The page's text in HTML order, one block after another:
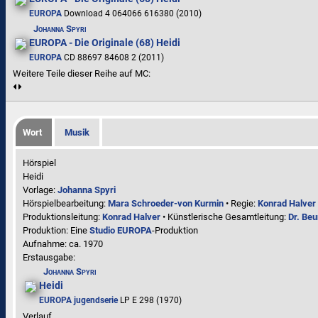
EUROPA Download 4 064066 616380 (2010)
Johanna Spyri
EUROPA - Die Originale (68) Heidi
EUROPA CD 88697 84608 2 (2011)
Weitere Teile dieser Reihe auf MC:
Wort Musik
Hörspiel
Heidi
Vorlage: Johanna Spyri
Hörspielbearbeitung: Mara Schroeder-von Kurmin • Regie: Konrad Halver
Produktionsleitung: Konrad Halver • Künstlerische Gesamtleitung: Dr.
Produktion: Eine Studio EUROPA-Produktion
Aufnahme: ca. 1970
Erstausgabe:
Johanna Spyri
Heidi
EUROPA jugendserieLP E 298 (1970)